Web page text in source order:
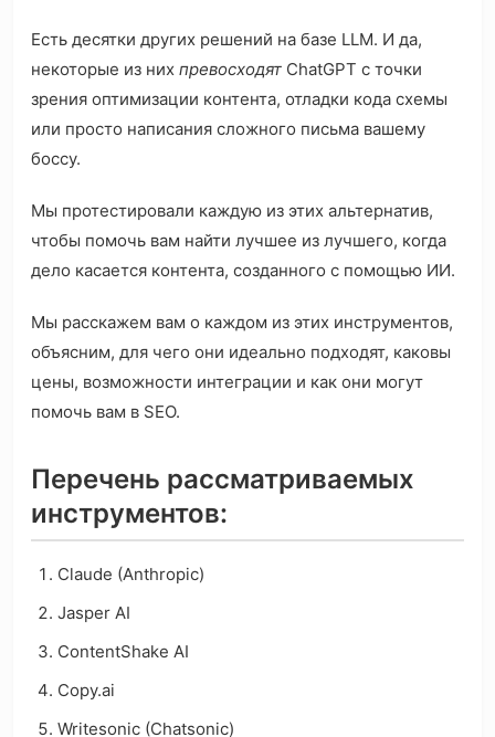
Есть десятки других решений на базе LLM. И да,
некоторые из них превосходят ChatGPT с точки
зрения оптимизации контента, отладки кода схемы
или просто написания сложного письма вашему
боссу.
Мы протестировали каждую из этих альтернатив,
чтобы помочь вам найти лучшее из лучшего, когда
дело касается контента, созданного с помощью ИИ.
Мы расскажем вам о каждом из этих инструментов,
объясним, для чего они идеально подходят, каковы
цены, возможности интеграции и как они могут
помочь вам в SEO.
Перечень рассматриваемых
инструментов:
Claude (Anthropic)
Jasper AI
ContentShake AI
Copy.ai
Writesonic (Chatsonic)